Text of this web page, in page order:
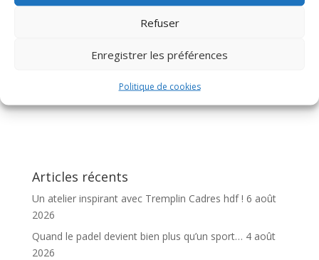
Refuser
Enregistrer les préférences
Politique de cookies
confiance et leur engagement en faveur de l’emploi.
Ensemble, continuons à construire des passerelles
bâtir l’avenir professionnel de demain
Articles récents
Un atelier inspirant avec Tremplin Cadres hdf ! 6 août
2026
Quand le padel devient bien plus qu’un sport… 4 août
2026